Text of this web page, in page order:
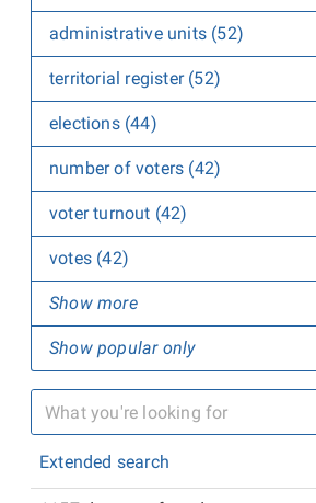
administrative units (52)
territorial register (52)
elections (44)
number of voters (42)
voter turnout (42)
votes (42)
Show more
Show popular only
Extended search